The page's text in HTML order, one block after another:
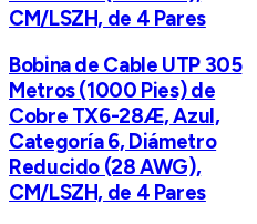
CM/LSZH, de 4 Pares
Bobina de Cable UTP 305
Metros (1000 Pies) de
Cobre TX6-28Æ, Azul,
Categoría 6, Diámetro
Reducido (28 AWG),
CM/LSZH, de 4 Pares